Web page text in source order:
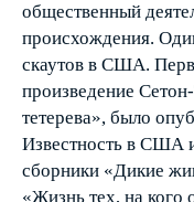
общественный
происхождения.
скаутов в США.
произведение
тетерева», было
Известность в США
сборники «Дикие
«Жизнь тех, на кого